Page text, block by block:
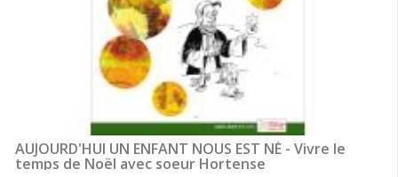
AUJOURD'HUI UN ENFANT NOUS EST NÉ - Vivre le
temps de Noël avec soeur Hortense